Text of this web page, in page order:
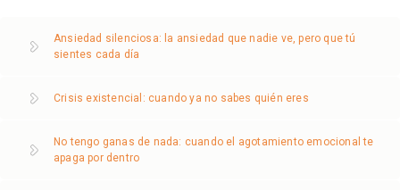
Ansiedad silenciosa: la ansiedad que nadie ve, pero que tú
sientes cada día
Crisis existencial: cuando ya no sabes quién eres
No tengo ganas de nada: cuando el agotamiento emocional te
apaga por dentro